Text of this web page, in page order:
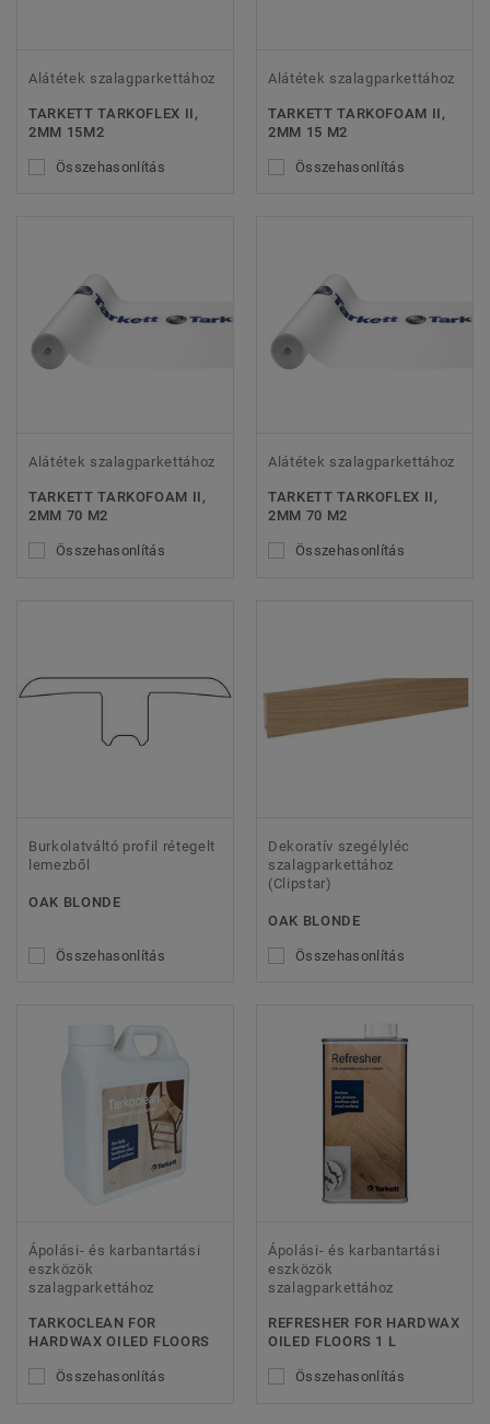
Alátétek szalagparkettához
TARKETT TARKOFLEX II,
2MM 15M2
Összehasonlítás
Alátétek szalagparkettához
TARKETT TARKOFOAM II,
2MM 15 M2
Összehasonlítás
Alátétek szalagparkettához
TARKETT TARKOFOAM II,
2MM 70 M2
Összehasonlítás
Alátétek szalagparkettához
TARKETT TARKOFLEX II,
2MM 70 M2
Összehasonlítás
Burkolatváltó profil rétegelt
lemezből
OAK BLONDE
Összehasonlítás
Dekoratív szegélyléc
szalagparkettához
(Clipstar)
OAK BLONDE
Összehasonlítás
Ápolási- és karbantartási
eszközök
szalagparkettához
TARKOCLEAN FOR
HARDWAX OILED FLOORS
Összehasonlítás
Ápolási- és karbantartási
eszközök
szalagparkettához
REFRESHER FOR HARDWAX
OILED FLOORS 1 L
Összehasonlítás